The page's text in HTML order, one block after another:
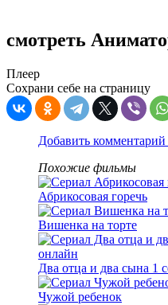
смотреть
Плеер
Сохрани себе на страницу
Добавить комментарий
Похожие фильмы
Абрикосовая горечь
Вишенка на торте
Два отца и два сына 1
Чужой ребенок